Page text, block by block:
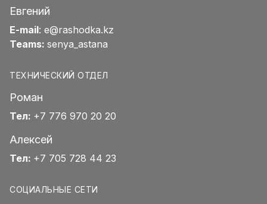
Евгений
E-mail: e@rashodka.kz
Teams: senya_astana
ТЕХНИЧЕСКИЙ ОТДЕЛ
Роман
Тел: +7 776 970 20 20
Алексей
Тел: +7 705 728 44 23
СОЦИАЛЬНЫЕ СЕТИ